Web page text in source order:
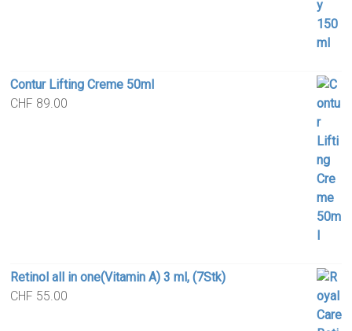
Contur Lifting Creme 50ml
CHF 89.00
Retinol all in one(Vitamin A) 3 ml, (7Stk)
CHF 55.00